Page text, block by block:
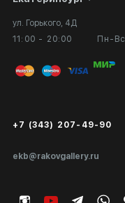
ул. Горького, 4Д
11:00 - 20:00
Пн-Вс
ekb@rakovgallery.ru
+7 (343) 207-49-90
Вопросы и ответы
Публичная оферта
Экспертиза/Вывоз за границу
Подарочные сертификаты
Выставка в галерее